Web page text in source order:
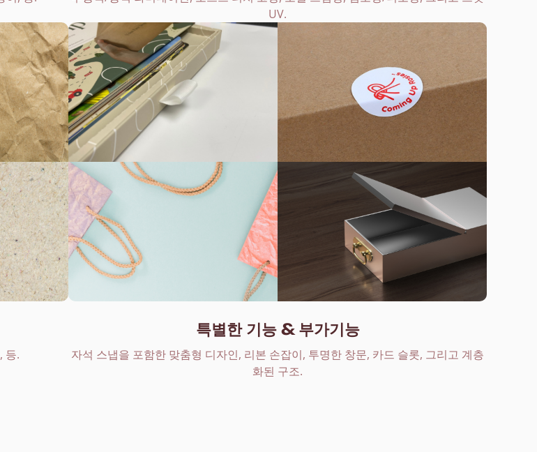
UV.
등.
특별한 기능 & 부가기능
자석 스냅을 포함한 맞춤형 디자인, 리본 손잡이, 투명한 창문, 카드 슬롯, 그리고 계층
화된 구조.